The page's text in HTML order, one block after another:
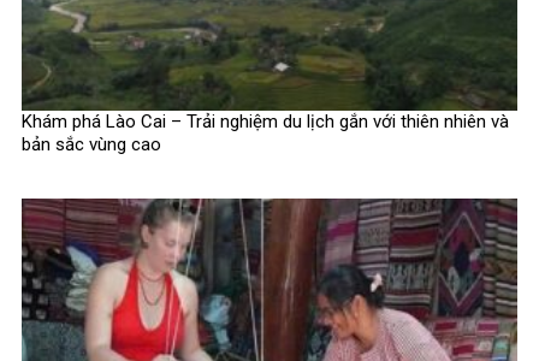
Khám phá Lào Cai – Trải nghiệm du lịch gắn với thiên nhiên và
bản sắc vùng cao